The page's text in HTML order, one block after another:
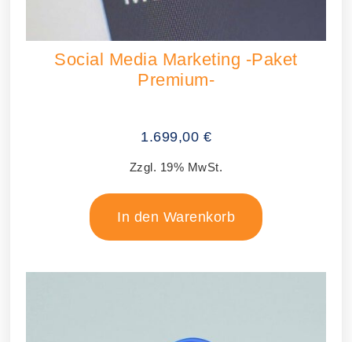
Social Media Marketing -Paket
Premium-
1.699,00 €
Zzgl. 19% MwSt.
In den Warenkorb